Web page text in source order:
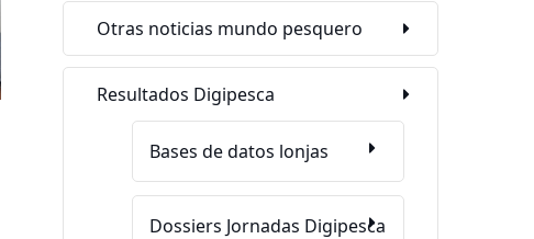
Otras noticias mundo pesquero
Resultados Digipesca
Bases de datos lonjas
Dossiers Jornadas Digipesca